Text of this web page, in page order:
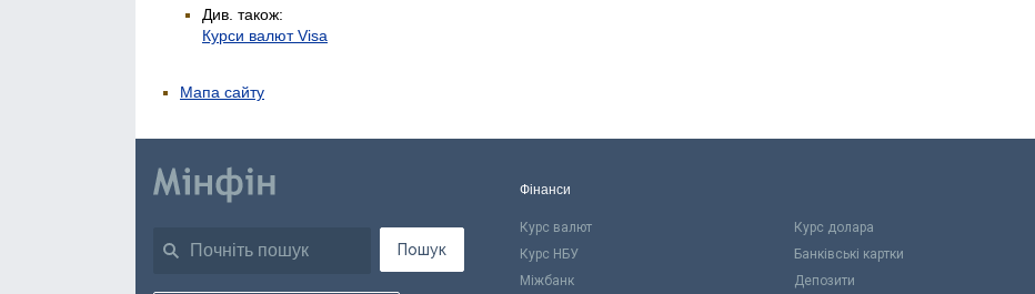
Див. також:
Курси валют Visa
Мапа сайту
Пошук
Фінанси
Курс валют Курс долара
Курс НБУ
Банківські картки
Міжбанк
Депозити